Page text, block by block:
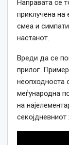
Направата се
приклучена на
смеа и
настанот.
Вреди да се
прилог.
неопходноста
меѓународна
на